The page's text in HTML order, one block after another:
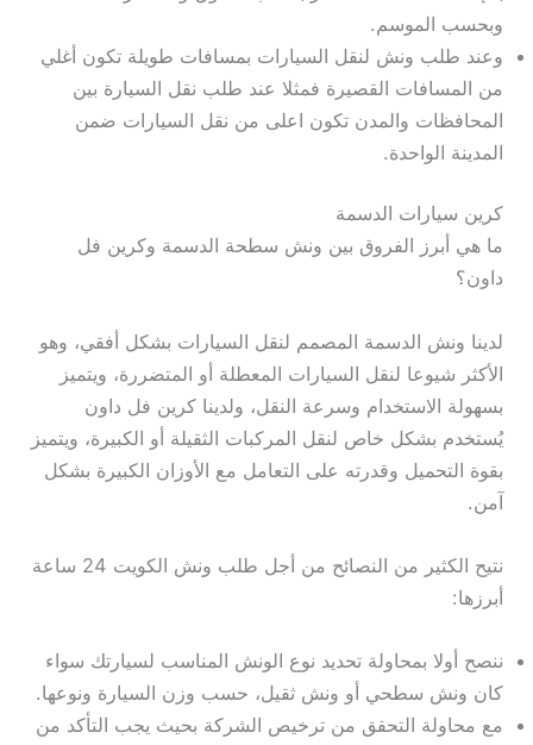
وبحسب الموسم.
وعند طلب ونش لنقل السيارات بمسافات طويلة تكون أغلي
من المسافات القصيرة فمثلا عند طلب نقل السيارة بين
المحافظات والمدن تكون اعلى من نقل السيارات ضمن
المدينة الواحدة.
كرين سيارات الدسمة
ما هي أبرز الفروق بين ونش سطحة الدسمة وكرين فل
داون؟
لدينا ونش الدسمة المصمم لنقل السيارات بشكل أفقي، وهو
الأكثر شيوعا لنقل السيارات المعطلة أو المتضررة، ويتميز
بسهولة الاستخدام وسرعة النقل، ولدينا كرين فل داون
يُستخدم بشكل خاص لنقل المركبات الثقيلة أو الكبيرة، ويتميز
بقوة التحميل وقدرته على التعامل مع الأوزان الكبيرة بشكل
آمن.
نتيح الكثير من النصائح من أجل طلب ونش الكويت 24 ساعة
أبرزها:
ننصح أولا بمحاولة تحديد نوع الونش المناسب لسيارتك سواء
كان ونش سطحي أو ونش ثقيل، حسب وزن السيارة ونوعها.
مع محاولة التحقق من ترخيص الشركة بحيث يجب التأكد من